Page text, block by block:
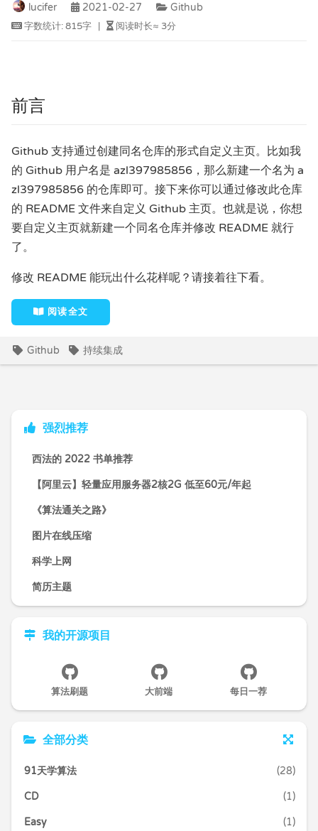
lucifer 2021-02-27 Github
字数统计:815字 阅读时长≈ 3分
前言
Github 支持通过创建同名仓库的形式自定义主页。比如我
的 Github 用户名是 azl397985856，那么新建一个名为 a
zl397985856 的仓库即可。接下来你可以通过修改此仓库
的 README 文件来自定义 Github 主页。也就是说，你想
要自定义主页就新建一个同名仓库并修改 README 就行
了。
修改 README 能玩出什么花样呢？请接着往下看。
阅读全文
Github 持续集成
强烈推荐
西法的 2022 书单推荐
【阿里云】轻量应用服务器2核2G 低至60元/年起
《算法通关之路》
图片在线压缩
科学上网
简历主题
我的开源项目
算法刷题 大前端 每日一荐
全部分类
91天学算法 (28)
CD (1)
Easy (1)